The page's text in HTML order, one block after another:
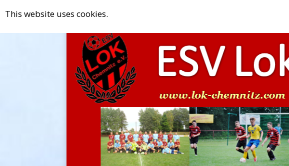
Rückblick auf das Nachwuchs-Wochenende
[ April 2, 2025 ] Rückblick auf das Nachwuchs-Wochenende
[ September 2, 2025 ]
This website uses cookies.